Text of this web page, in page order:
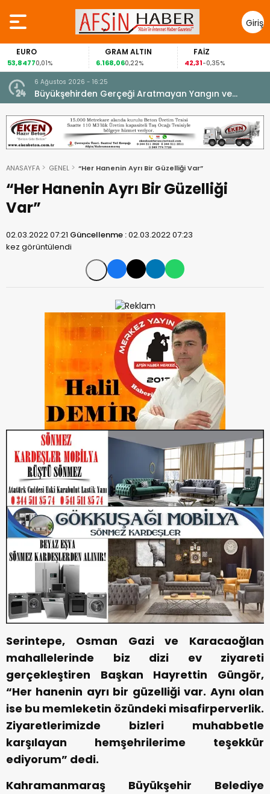
Giriş
Yap
EURO
53,84770,01%
GRAM ALTIN
6.168,060,22%
FAİZ
42,31-0,35%
6 Ağustos 2026 - 16:25
Büyükşehirden Gerçeği Aratmayan Yangın ve
Kurtarma Tatbikatı.
ANASAYFA GENEL “Her Hanenin Ayrı Bir Güzelliği Var”
“Her Hanenin Ayrı Bir Güzelliği
Var”
02.03.2022 07:21 Güncellenme :02.03.2022 07:23
kez görüntülendi
Serintepe, Osman Gazi ve Karacaoğlan
mahallelerinde biz dizi ev ziyareti
gerçekleştiren Başkan Hayrettin Güngör,
“Her hanenin ayrı bir güzelliği var. Aynı olan
ise bu memleketin özündeki misafirperverlik.
Ziyaretlerimizde bizleri muhabbetle
karşılayan hemşehrilerime teşekkür
ediyorum” dedi.
Kahramanmaraş Büyükşehir Belediye